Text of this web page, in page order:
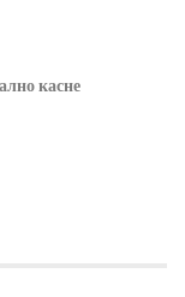
касне